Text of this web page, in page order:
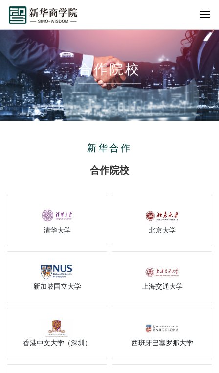
合作院校
新华合作
合作院校
清华大学 北京大学
新加坡国立大学 上海交通大学
香港中文大学（深圳） 西班牙巴塞罗那大学